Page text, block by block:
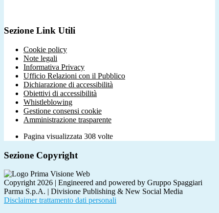
Sezione Link Utili
Cookie policy
Note legali
Informativa Privacy
Ufficio Relazioni con il Pubblico
Dichiarazione di accessibilità
Obiettivi di accessibilità
Whistleblowing
Gestione consensi cookie
Amministrazione trasparente
Pagina visualizzata 308 volte
Sezione Copyright
Copyright 2026 | Engineered and powered by Gruppo Spaggiari
Parma S.p.A. | Divisione Publishing & New Social Media
Disclaimer trattamento dati personali